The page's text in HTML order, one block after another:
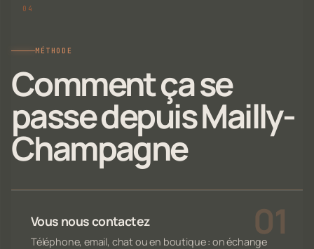
MÉTHODE
Comment ça se
passe depuis Mailly-
Champagne
Vous nous contactez
Téléphone, email, chat ou en boutique : on échange